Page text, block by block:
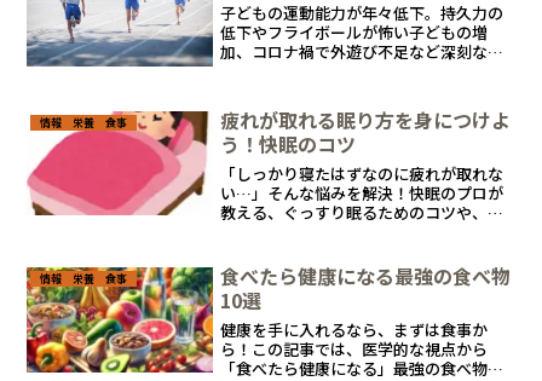
子どもの運動能力が年々低下。持久力の
低下やフライボールが怖い子どもの増
加、コロナ禍で外遊び不足など深刻な実
直面する体力低下の実態と、そして私た
ちが今できる対策について詳しく解説し
ます。
情報 栄養 食事
疲れが取れる眠り方を身につけよ
う！快眠のコツ
「しっかり寝たはずなのに疲れが取れな
い…」そんな悩みを解決！快眠のプロが
教える、ぐっすり眠るためのコツや、寝
しく解説。さらに、睡眠の質を向上させ
るおすすめの運動も紹介！
情報 栄養 食事
食べたら健康になる最強の食べ物
10選
健康を手に入れるなら、まずは食事か
ら！この記事では、医学的な視点から
「食べたら健康になる」最強の食べ物ト